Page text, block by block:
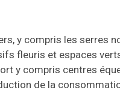
y compris les serres
fleuris et espaces
y compris centres
de la